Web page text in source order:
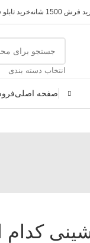
فرش 1500 شانه خرید
انتخاب دسته بندی
صفحه اصلی